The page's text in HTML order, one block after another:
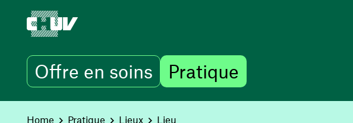
Offre en soins Pratique
You are here:
Home Pratique Lieux Lieu